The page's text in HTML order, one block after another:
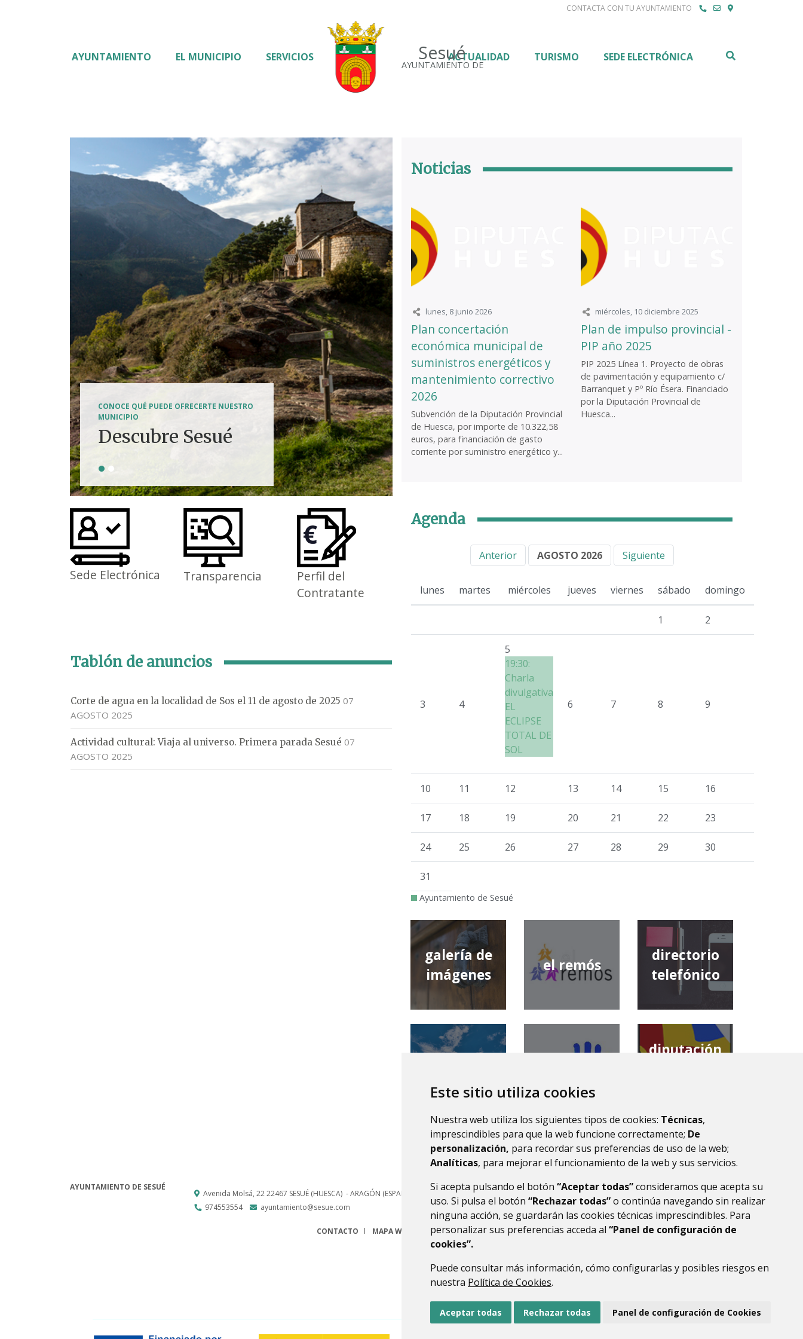
Este sitio utiliza cookies
Nuestra web utiliza los siguientes tipos de cookies: Técnicas,
imprescindibles para que la web funcione correctamente; De
personalización, para recordar sus preferencias de uso de la web;
Analíticas, para mejorar el funcionamiento de la web y sus servicios.
Si acepta pulsando el botón “Aceptar todas”consideramos que acepta su
uso. Si pulsa el botón “Rechazar todas”o continúa navegando sin realizar
ninguna acción, se guardarán las cookies técnicas imprescindibles. Para
personalizar sus preferencias acceda al “Panel de configuración de
cookies”.
Puede consultar más información, cómo configurarlas y posibles riesgos en
nuestra Política de Cookies.
Aceptar todas Rechazar todas Panel de configuración de Cookies
CONTACTA CON TU AYUNTAMIENTO
Sesué
AYUNTAMIENTO DE
AYUNTAMIENTO EL MUNICIPIO SERVICIOS ACTUALIDAD TURISMO SEDE ELECTRÓNICA
CONOCE QUÉ PUEDE OFRECERTE NUESTRO
MUNICIPIO
Descubre Sesué
Tierra de
aventuras
Sede Electrónica Transparencia
Perfil del
Contratante
Tablón de anuncios
Corte de agua en la localidad de Sos el 11 de agosto de 2025 07
AGOSTO 2025
Actividad cultural: Viaja al universo. Primera parada Sesué 07
AGOSTO 2025
Noticias
lunes, 8 junio 2026
Plan concertación
económica municipal de
suministros energéticos y
mantenimiento correctivo
2026
Subvención de la Diputación Provincial
de Huesca, por importe de 10.322,58
euros, para financiación de gasto
corriente por suministro energético y...
miércoles, 10 diciembre 2025
Plan de impulso provincial -
PIP año 2025
PIP 2025 Línea 1. Proyecto de obras
de pavimentación y equipamiento c/
Barranquet y Pº Río Ésera. Financiado
por la Diputación Provincial de
Huesca...
Agenda
Anterior AGOSTO 2026 Siguiente
lunes martes miércoles jueves viernes sábado domingo
1 2
3 4
5
19:30:
Charla
divulgativa
EL
ECLIPSE
TOTAL DE
SOL
6 7 8 9
10 11 12 13 14 15 16
17 18 19 20 21 22 23
24 25 26 27 28 29 30
31
Ayuntamiento de Sesué
galería de
imágenes
el remós
directorio
telefónico
qué tiempo
comarca de
diputación
AYUNTAMIENTO DE SESUÉ
Avenida Molsá, 2222467 SESUÉ (HUESCA) - ARAGÓN (ESPAÑA)
974553554
ayuntamiento@sesue.com
CONTACTO MAPA WEB AVISO LEGAL PROTECCIÓN DE DATOS ACCESIBILIDAD POLÍTICA DE COOKIES